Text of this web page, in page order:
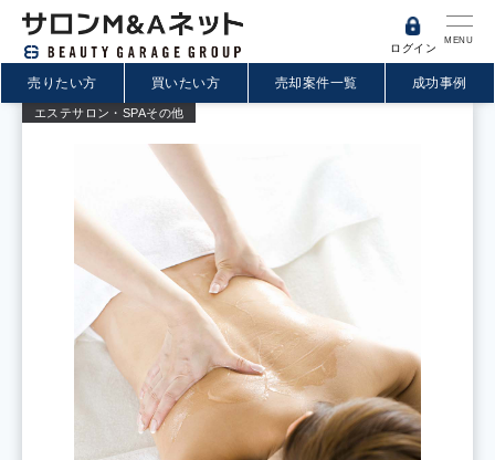
MENU
ログイン
売りたい方 買いたい方 売却案件一覧 成功事例
エステサロン・SPAその他